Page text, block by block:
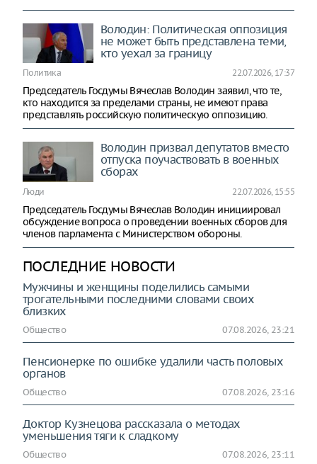
Володин: Политическая оппозиция
не может быть представлена теми,
кто уехал за границу
Политика 22.07.2026, 17:37
Председатель Госдумы Вячеслав Володин заявил, что те,
кто находится за пределами страны, не имеют права
представлять российскую политическую оппозицию.
Володин призвал депутатов вместо
отпуска поучаствовать в военных
сборах
Люди 22.07.2026, 15:55
Председатель Госдумы Вячеслав Володин инициировал
обсуждение вопроса о проведении военных сборов для
членов парламента с Министерством обороны.
ПОСЛЕДНИЕ НОВОСТИ
Мужчины и женщины поделились самыми
трогательными последними словами своих
близких
Общество 07.08.2026, 23:21
Пенсионерке по ошибке удалили часть половых
органов
Общество 07.08.2026, 23:16
Доктор Кузнецова рассказала о методах
уменьшения тяги к сладкому
Общество 07.08.2026, 23:11